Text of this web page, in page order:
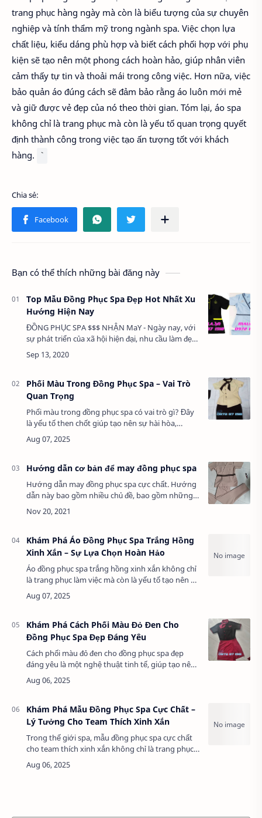
trang phục hàng ngày mà còn là biểu tượng của sự chuyên
nghiệp và tính thẩm mỹ trong ngành spa. Việc chọn lựa
chất liệu, kiểu dáng phù hợp và biết cách phối hợp với phụ
kiện sẽ tạo nên một phong cách hoàn hảo, giúp nhân viên
cảm thấy tự tin và thoải mái trong công việc. Hơn nữa, việc
bảo quản áo đúng cách sẽ đảm bảo rằng áo luôn mới mẻ
và giữ được vẻ đẹp của nó theo thời gian. Tóm lại, áo spa
không chỉ là trang phục mà còn là yếu tố quan trọng quyết
định thành công trong việc tạo ấn tượng tốt với khách
hàng.
`
Bạn có thể thích những bài đăng này
Top Mẫu Đồng Phục Spa Đẹp Hot Nhất Xu
Hướng Hiện Nay
ĐỒNG PHỤC SPA $$$ NHẬN MaY - Ngày nay, với
sự phát triển của xã hội hiện đại, nhu cầu làm đẹp
của con người dần tăng cao. Điều này đồng nghĩa
với việc các cơ sở spa làm đẹp ra đời …
Phối Màu Trong Đồng Phục Spa – Vai Trò
Quan Trọng
Phối màu trong đồng phục spa có vai trò gì? Đây
là yếu tố then chốt giúp tạo nên sự hài hòa,
chuyên nghiệp và thư giãn trong môi trường
spa. Việc phối màu không chỉ ảnh hưởng đến…
Hướng dẫn cơ bản để may đồng phục spa
Hướng dẫn may đồng phục spa cực chất. Hướng
dẫn này bao gồm nhiều chủ đề, bao gồm những
gì phải tính phí cho dịch vụ của bạn, cách định giá
tác phẩm của bạn, giá tài liệu của bạn l…
Khám Phá Áo Đồng Phục Spa Trắng Hồng
Xinh Xắn – Sự Lựa Chọn Hoàn Hảo
Áo đồng phục spa trắng hồng xinh xắn không chỉ
là trang phục làm việc mà còn là yếu tố tạo nên sự
tươi mới và chuyên nghiệp trong môi trường
spa. Với thiết kế nhẹ nhàng, màu sắc …
Khám Phá Cách Phối Màu Đỏ Đen Cho
Đồng Phục Spa Đẹp Đáng Yêu
Cách phối màu đỏ đen cho đồng phục spa đẹp
đáng yêu là một nghệ thuật tinh tế, giúp tạo nên
sự hấp dẫn và chuyên nghiệp cho không gian
thư giãn. Với sự kết hợp giữa màu đỏ rực rỡ…
Khám Phá Mẫu Đồng Phục Spa Cực Chất –
Lý Tưởng Cho Team Thích Xinh Xắn
Trong thế giới spa, mẫu đồng phục spa cực chất
cho team thích xinh xắn không chỉ là trang phục
thông thường mà còn là yếu tố nâng tầm hình
ảnh, giúp đội ngũ nhân viên tỏa sáng vớ…